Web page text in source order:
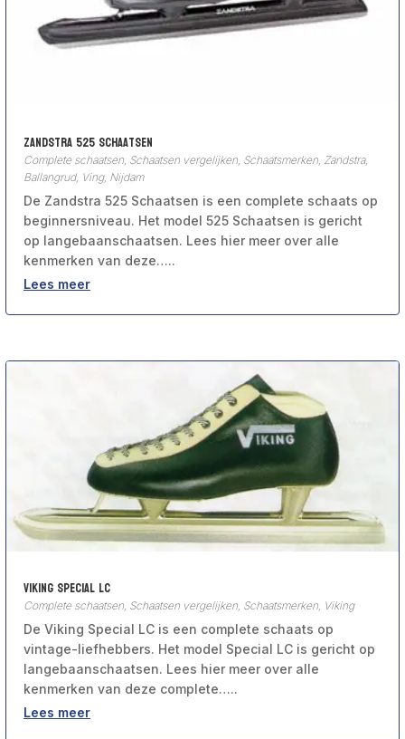
Zandstra 525 Schaatsen
Complete schaatsen, Schaatsen vergelijken, Schaatsmerken, Zandstra,
Ballangrud, Ving, Nijdam
De Zandstra 525 Schaatsen is een complete schaats op
beginnersniveau. Het model 525 Schaatsen is gericht
op langebaanschaatsen. Lees hier meer over alle
kenmerken van deze…..
Lees meer
Viking Special LC
Complete schaatsen Schaatsen vergelijken Schaatsmerken Viking
De Viking Special LC is een complete schaats op
vintage-liefhebbers. Het model Special LC is gericht op
langebaanschaatsen. Lees hier meer over alle
kenmerken van deze complete…..
Lees meer